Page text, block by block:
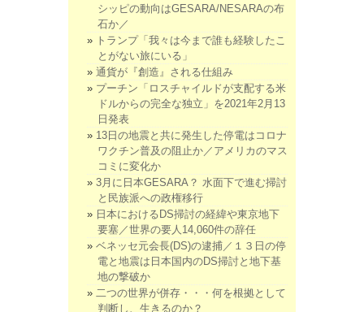
シッピの動向はGESARA/NESARAの布
石か／
トランプ「我々は今まで誰も経験したこ
とがない旅にいる」
通貨が『創造』される仕組み
プーチン「ロスチャイルドが支配する米
ドルからの完全な独立」を2021年2月13
日発表
13日の地震と共に発生した停電はコロナ
ワクチン普及の阻止か／アメリカのマス
コミに変化か
3月に日本GESARA？ 水面下で進む掃討
と民族派への政権移行
日本におけるDS掃討の経緯や東京地下
要塞／世界の要人14,060件の辞任
ベネッセ元会長(DS)の逮捕／１３日の停
電と地震は日本国内のDS掃討と地下基
地の撃破か
二つの世界が併存・・・何を根拠として
判断し、生きるのか？